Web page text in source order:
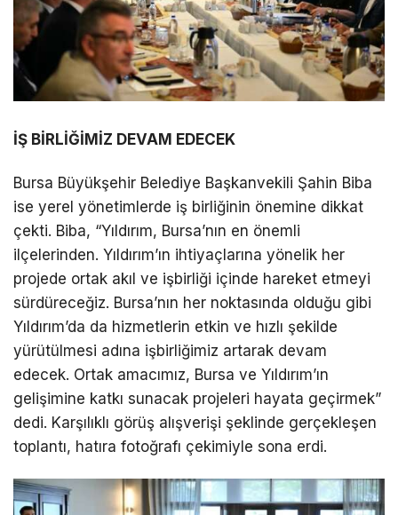
İŞ BİRLİĞİMİZ DEVAM EDECEK
Bursa Büyükşehir Belediye Başkanvekili Şahin Biba
ise yerel yönetimlerde iş birliğinin önemine dikkat
çekti. Biba, “Yıldırım, Bursa’nın en önemli
ilçelerinden. Yıldırım’ın ihtiyaçlarına yönelik her
projede ortak akıl ve işbirliği içinde hareket etmeyi
sürdüreceğiz. Bursa’nın her noktasında olduğu gibi
Yıldırım’da da hizmetlerin etkin ve hızlı şekilde
yürütülmesi adına işbirliğimiz artarak devam
edecek. Ortak amacımız, Bursa ve Yıldırım’ın
gelişimine katkı sunacak projeleri hayata geçirmek”
dedi. Karşılıklı görüş alışverişi şeklinde gerçekleşen
toplantı, hatıra fotoğrafı çekimiyle sona erdi.